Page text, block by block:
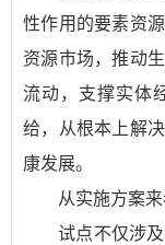
性作用的要素资
资源市场，推动
流动，支撑实体
给，从根本上解
康发展。
从实施方案
试点不仅涉